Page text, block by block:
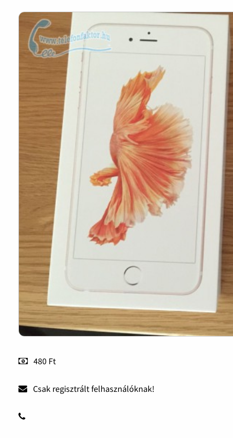
480 Ft
Csak regisztrált felhasználóknak!